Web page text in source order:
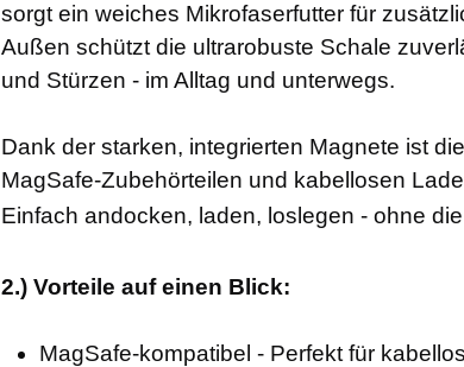
sorgt ein weiches Mikrofaserfutter für
Außen schützt die ultrarobuste Schale
und Stürzen - im Alltag und unterwegs.
Dank der starken, integrierten Magnete ist
MagSafe-Zubehörteilen und kabellosen
Einfach andocken, laden, loslegen - ohne
2.) Vorteile auf einen Blick:
MagSafe-kompatibel - Perfekt für